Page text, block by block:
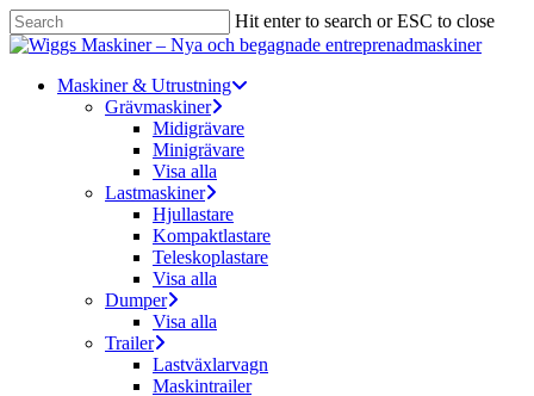
Skip
to
content
Hit enter to search or ESC to close
Close
Menu
Maskiner & Utrustning
Grävmaskiner
Midigrävare
Minigrävare
Visa alla
Lastmaskiner
Hjullastare
Kompaktlastare
Teleskoplastare
Visa alla
Dumper
Visa alla
Trailer
Lastväxlarvagn
Maskintrailer